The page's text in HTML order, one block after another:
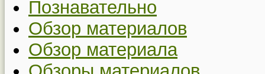
Познавательно
Обзор материалов
Обзор материала